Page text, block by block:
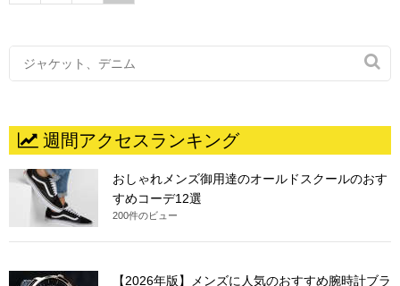

週間アクセスランキング
おしゃれメンズ御用達のオールドスクールのおす
すめコーデ12選
200件のビュー
【2026年版】メンズに人気のおすすめ腕時計ブラ